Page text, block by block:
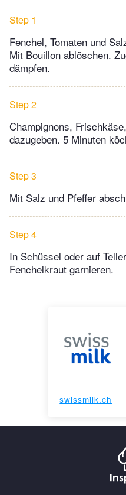
Step 1
Fenchel, Tomaten und
Mit Bouillon ablöschen.
dämpfen.
Step 2
Champignons,
dazugeben. 5 Minuten
Step 3
Mit Salz und Pfeffer
Step 4
In Schüssel oder auf
Fenchelkraut garnieren.
swissmilk.ch